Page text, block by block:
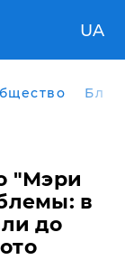
UA
"Мэри
в
до